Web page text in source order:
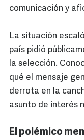
comunicación y
La situación
país pidió
la selección.
qué el mensaje
derrota en la
asunto de interés
El polémico